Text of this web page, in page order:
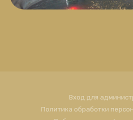
Вход для
Политика обработки